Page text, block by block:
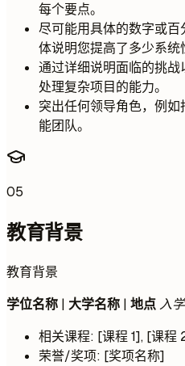
每个要点。
尽可能用具体的数字或
体说明您提高了多少系统
通过详细说明面临的挑
处理复杂项目的能力。
突出任何领导角色，例
能团队。
05
教育背景
教育背景
学位名称 | 大学名称 | 地点 入
相关课程: [课程 1], [课程
荣誉/奖项: [奖项名称]